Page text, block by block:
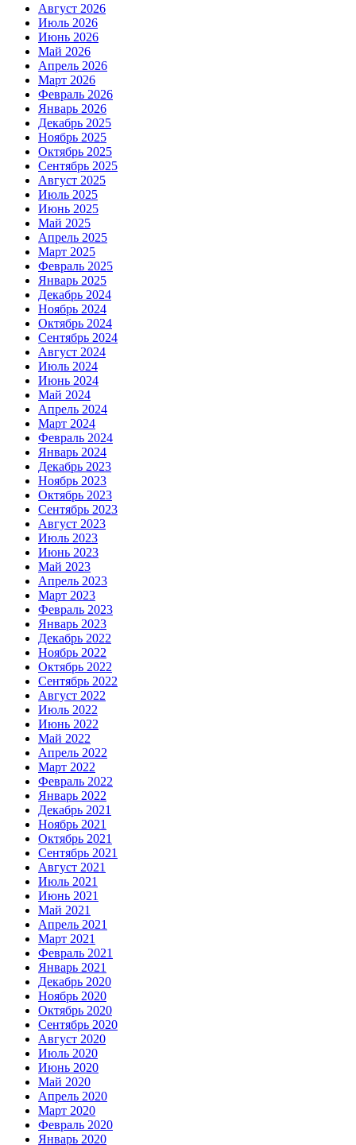
Август 2026
Июль 2026
Июнь 2026
Май 2026
Апрель 2026
Март 2026
Февраль 2026
Январь 2026
Декабрь 2025
Ноябрь 2025
Октябрь 2025
Сентябрь 2025
Август 2025
Июль 2025
Июнь 2025
Май 2025
Апрель 2025
Март 2025
Февраль 2025
Январь 2025
Декабрь 2024
Ноябрь 2024
Октябрь 2024
Сентябрь 2024
Август 2024
Июль 2024
Июнь 2024
Май 2024
Апрель 2024
Март 2024
Февраль 2024
Январь 2024
Декабрь 2023
Ноябрь 2023
Октябрь 2023
Сентябрь 2023
Август 2023
Июль 2023
Июнь 2023
Май 2023
Апрель 2023
Март 2023
Февраль 2023
Январь 2023
Декабрь 2022
Ноябрь 2022
Октябрь 2022
Сентябрь 2022
Август 2022
Июль 2022
Июнь 2022
Май 2022
Апрель 2022
Март 2022
Февраль 2022
Январь 2022
Декабрь 2021
Ноябрь 2021
Октябрь 2021
Сентябрь 2021
Август 2021
Июль 2021
Июнь 2021
Май 2021
Апрель 2021
Март 2021
Февраль 2021
Январь 2021
Декабрь 2020
Ноябрь 2020
Октябрь 2020
Сентябрь 2020
Август 2020
Июль 2020
Июнь 2020
Май 2020
Апрель 2020
Март 2020
Февраль 2020
Январь 2020